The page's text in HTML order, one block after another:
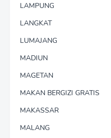
LAMPUNG
LANGKAT
LUMAJANG
MADIUN
MAGETAN
MAKAN BERGIZI GRATIS
MAKASSAR
MALANG